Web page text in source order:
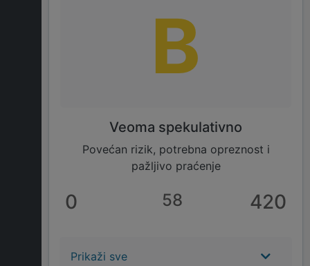
B
Veoma spekulativno
Povećan rizik, potrebna opreznost i
pažljivo praćenje
0 58 420
Prikaži sve